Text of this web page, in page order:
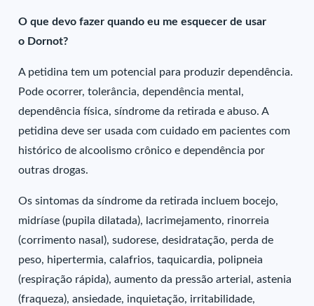
O que devo fazer quando eu me esquecer de usar
o Dornot?
A petidina tem um potencial para produzir dependência.
Pode ocorrer, tolerância, dependência mental,
dependência física, síndrome da retirada e abuso. A
petidina deve ser usada com cuidado em pacientes com
histórico de alcoolismo crônico e dependência por
outras drogas.
Os sintomas da síndrome da retirada incluem bocejo,
midríase (pupila dilatada), lacrimejamento, rinorreia
(corrimento nasal), sudorese, desidratação, perda de
peso, hipertermia, calafrios, taquicardia, polipneia
(respiração rápida), aumento da pressão arterial, astenia
(fraqueza), ansiedade, inquietação, irritabilidade,